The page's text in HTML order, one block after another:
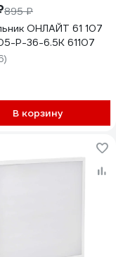
895 ₽
ОНЛАЙТ 61 107
P-36-6.5K 61107
В корзину